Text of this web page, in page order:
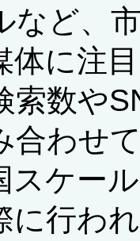
など、
体に注
索数や
合わせ
スケー
に行わ